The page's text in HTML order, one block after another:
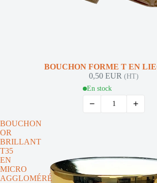
BOUCHON FORME T EN
0,50 EUR (HT)
En stock
− +
BOUCHON
OR
BRILLANT
T35
EN
MICRO
AGGLOMÉRÉ